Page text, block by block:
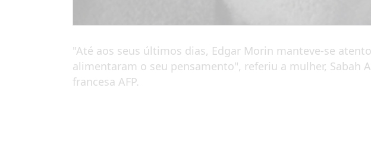
"Até aos seus últimos dias, Edgar Morin manteve-se
alimentaram o seu pensamento", referiu a mulher,
francesa AFP.